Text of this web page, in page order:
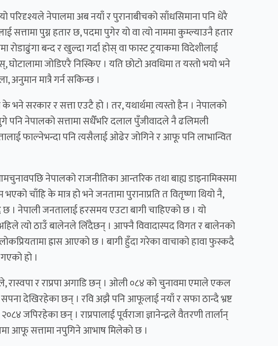
परिदृश्यले नेपालमा अब नयाँ र पुरानाबीचको साँधसिमाना पनि धेरै
पुग्न हतार छ, पदमा पुगेर यो वा त्यो नाममा कुम्ल्याउनै हतार
रोडाढुंगा बन्द र खुल्दा गर्दा होस् वा फास्ट ट्रयाकमा विदेशीलाई
घोटालामा जोडिएरै निस्किए । यति छोटो अवधिमा त यस्तो भयो भने
मात्रै गर्न सकिन्छ ।
भने सरकार र सत्ता एउटै हो । तर, यथार्थमा त्यस्तो हैन । नेपालको
पनि नेपालको सत्तामा सधैँभरि दलाल पुँजीवादले नै ढलिमली
फाल्नेभन्दा पनि त्यसैलाई ओढेर जोगिने र आफू पनि लाभान्वित
नेपालको राजनीतिका आन्तरिक तथा बाह्य डाइनामिक्समा
चाँहि के मात्र हो भने जनतामा पुरानाप्रति त वितृष्णा थियो नै,
छ । नेपाली जनतालाई हरसमय एउटा बागी चाहिएको छ । यो
त्यो ठाउँ बालेनले लिँदैछन् । आफ्नै विवादास्पद विगत र बालेनको
ह्रास आएको छ । बागी हुँदा गरेका वाचाको हावा फुस्कदै
हो ।
र राप्रपा अगाडि छन् । ओली ०८४ को चुनावमा एमाले एकल
देखिरहेका छन् । रवि अझै पनि आफूलाई नयाँ र सफा ठान्दै भ्रष्ट
जपिरहेका छन् । राप्रपालाई पूर्वराजा ज्ञानेन्द्रले वैतरणी तार्लान्
आफू सत्तामा नपुगिने आभाष मिलेको छ ।